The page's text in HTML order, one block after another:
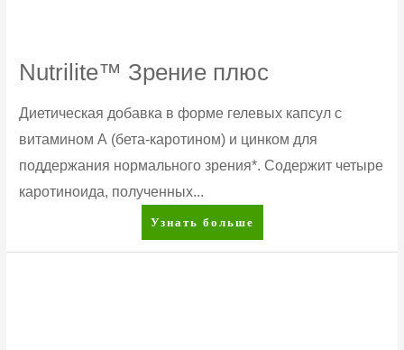
Nutrilite™ Зрение плюс
Диетическая добавка в форме гелевых капсул с
витамином А (бета-каротином) и цинком для
поддержания нормального зрения*. Содержит четыре
каротиноида, полученных...
Nutrilite™
Зрение
Узнать больше